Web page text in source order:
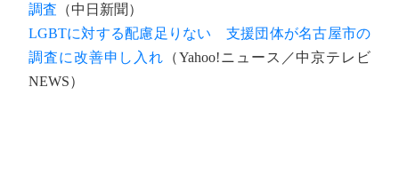
調査 （中日新聞）
LGBTに対する配慮足りない 支援団体が名古屋市の
調査に改善申し入れ （Yahoo!ニュース／中京テレビ
NEWS）